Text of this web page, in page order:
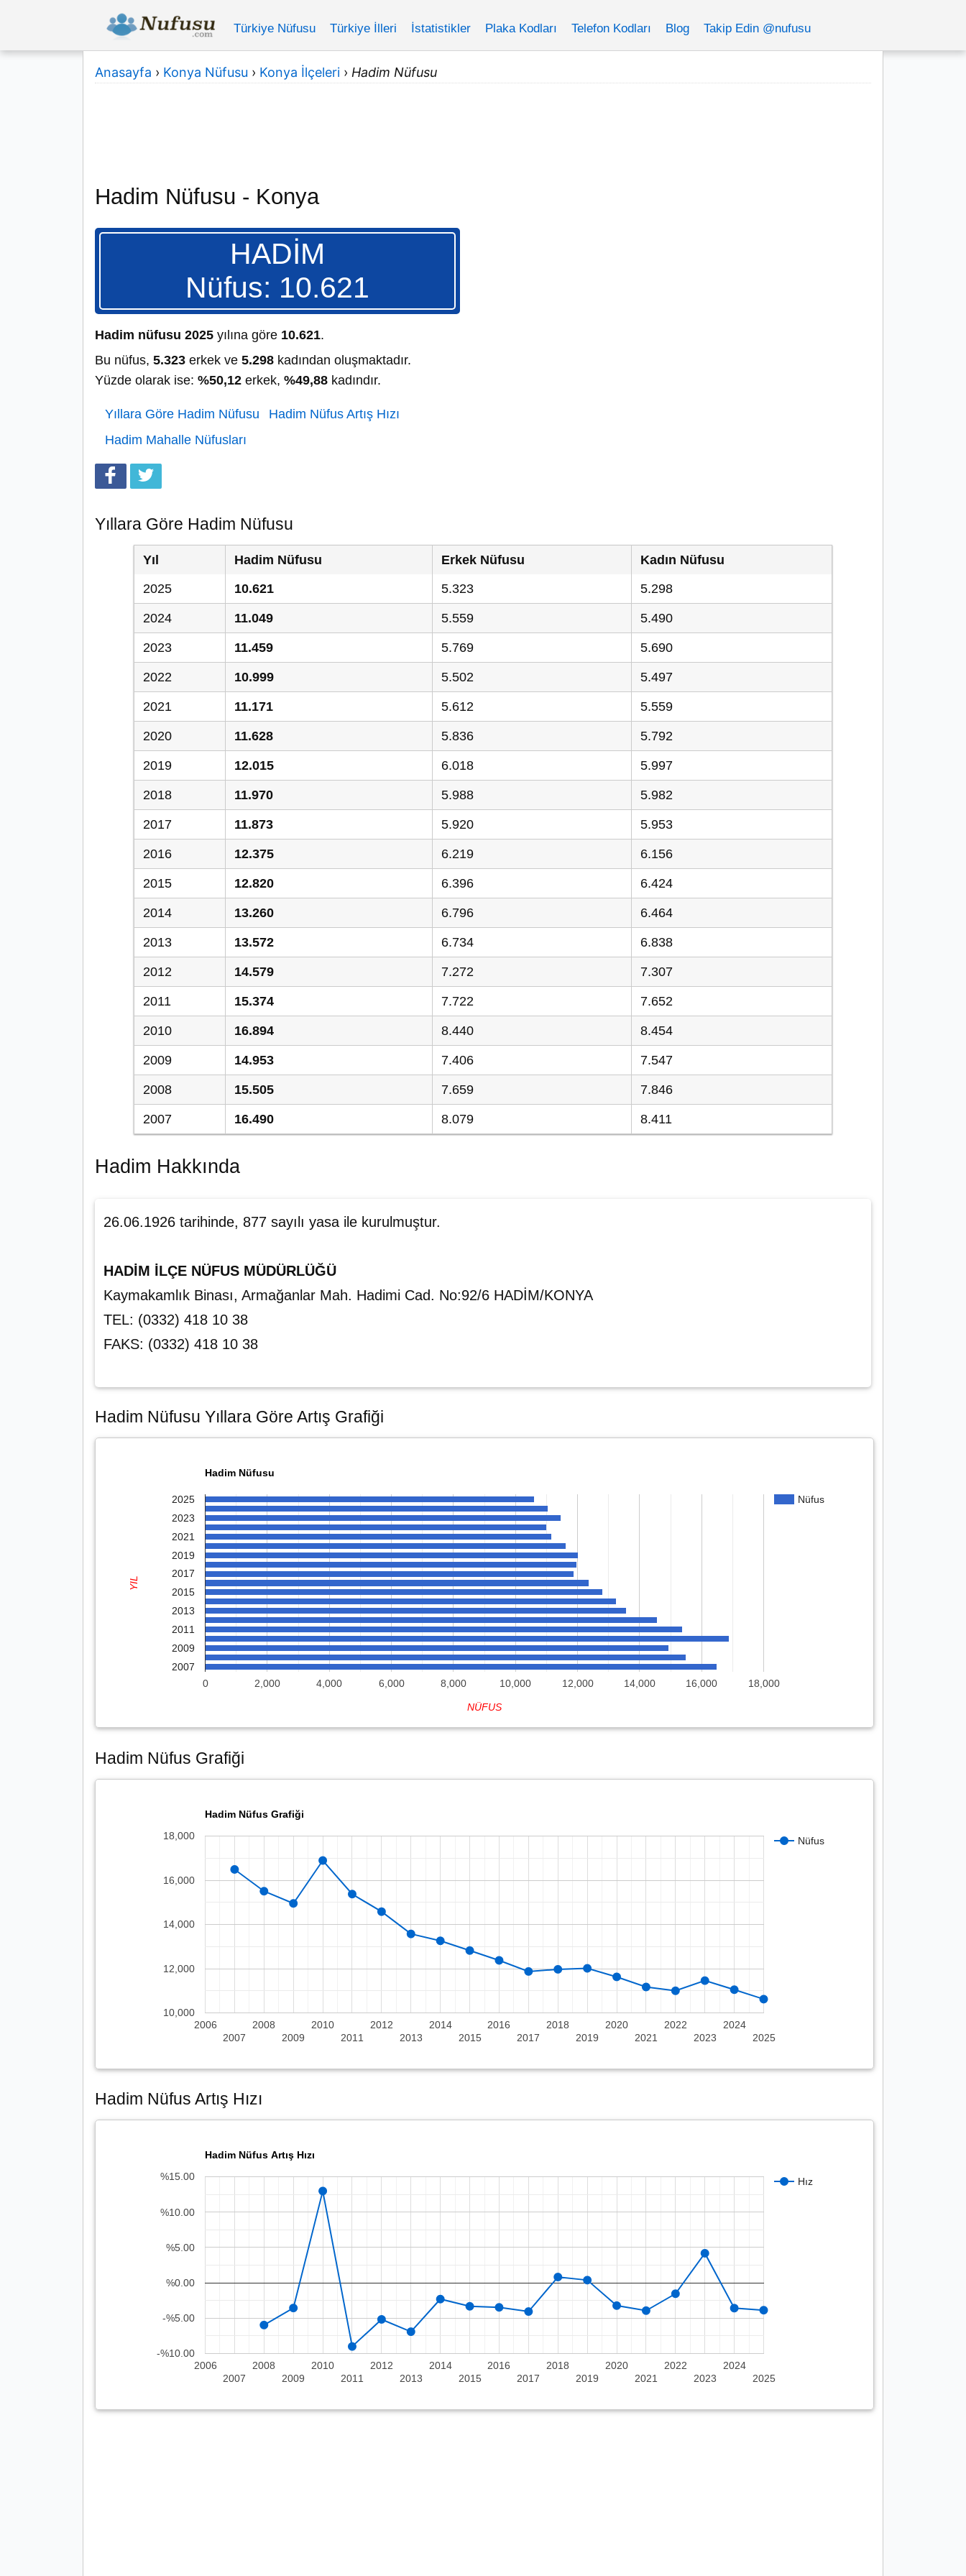
Türkiye Nüfusu Türkiye İlleri İstatistikler Plaka Kodları Telefon Kodları Blog Takip Edin @nufusu
Anasayfa › Konya Nüfusu › Konya İlçeleri › Hadim Nüfusu
Hadim Nüfusu - Konya
HADİM
Nüfus: 10.621
Hadim nüfusu 2025 yılına göre 10.621.
Bu nüfus, 5.323 erkek ve 5.298 kadından oluşmaktadır.
Yüzde olarak ise: %50,12 erkek, %49,88 kadındır.
Yıllara Göre Hadim Nüfusu
Hadim Nüfus Artış Hızı
Hadim Mahalle Nüfusları
Yıllara Göre Hadim Nüfusu
Yıl Hadim Nüfusu Erkek Nüfusu
Kadın Nüfusu
2025
10.621 5.323 5.298
2024 11.049 5.559 5.490
2023 11.459 5.769 5.690
2022 10.999 5.502 5.497
2021 11.171 5.612 5.559
2020 11.628 5.836 5.792
2019 12.015 6.018 5.997
2018 11.970 5.988 5.982
2017 11.873 5.920 5.953
2016 12.375 6.219 6.156
2015 12.820 6.396 6.424
2014 13.260 6.796 6.464
2013 13.572 6.734 6.838
2012 14.579 7.272 7.307
2011 15.374 7.722 7.652
2010 16.894 8.440 8.454
2009 14.953 7.406 7.547
2008 15.505 7.659 7.846
2007 16.490 8.079 8.411
Hadim Hakkında
26.06.1926 tarihinde, 877 sayılı yasa ile kurulmuştur.
HADİM İLÇE NÜFUS MÜDÜRLÜĞÜ
Kaymakamlık Binası, Armağanlar Mah. Hadimi Cad. No:92/6 HADİM/KONYA
TEL: (0332) 418 10 38
FAKS: (0332) 418 10 38
Hadim Nüfusu Yıllara Göre Artış Grafiği
Hadim Nüfusu
Nüfus
0 2,000 4,000 6,000 8,000 10,000 12,000 14,000 16,000 18,000
2025
2023
2021
2019
2017
2015
2013
2011
2009
2007
NÜFUS
YIL
Hadim Nüfus Grafiği
Hadim Nüfus Grafiği
Nüfus
2006
2007
2008
2009
2010
2011
2012
2013
2014
2015
2016
2017
2018
2019
2020
2021
2022
2023
2024
2025
10,000
12,000
14,000
16,000
18,000
Hadim Nüfus Artış Hızı
Hadim Nüfus Artış Hızı
Hız
2006
2007
2008
2009
2010
2011
2012
2013
2014
2015
2016
2017
2018
2019
2020
2021
2022
2023
2024
2025
-%10.00
-%5.00
%0.00
%5.00
%10.00
%15.00